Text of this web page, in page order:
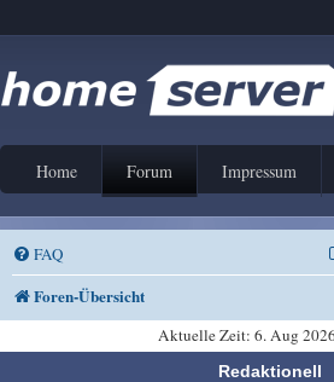
Home Forum Impressum
FAQ
Foren-Übersicht
Aktuelle Zeit: 6. Aug
Redaktionell